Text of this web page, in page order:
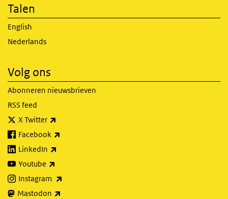
Talen
English
Nederlands
Volg ons
Abonneren nieuwsbrieven
RSS feed
X Twitter
Facebook
LinkedIn
Youtube
Instagram
Mastodon